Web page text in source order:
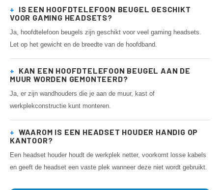
+ IS EEN HOOFDTELEFOON BEUGEL GESCHIKT
VOOR GAMING HEADSETS?
Ja, hoofdtelefoon beugels zijn geschikt voor veel gaming headsets.
Let op het gewicht en de breedte van de hoofdband.
+ KAN EEN HOOFDTELEFOON BEUGEL AAN DE
MUUR WORDEN GEMONTEERD?
Ja, er zijn wandhouders die je aan de muur, kast of
werkplekconstructie kunt monteren.
+ WAAROM IS EEN HEADSET HOUDER HANDIG OP
KANTOOR?
Een headset houder houdt de werkplek netter, voorkomt losse kabels
en geeft de headset een vaste plek wanneer deze niet wordt gebruikt.